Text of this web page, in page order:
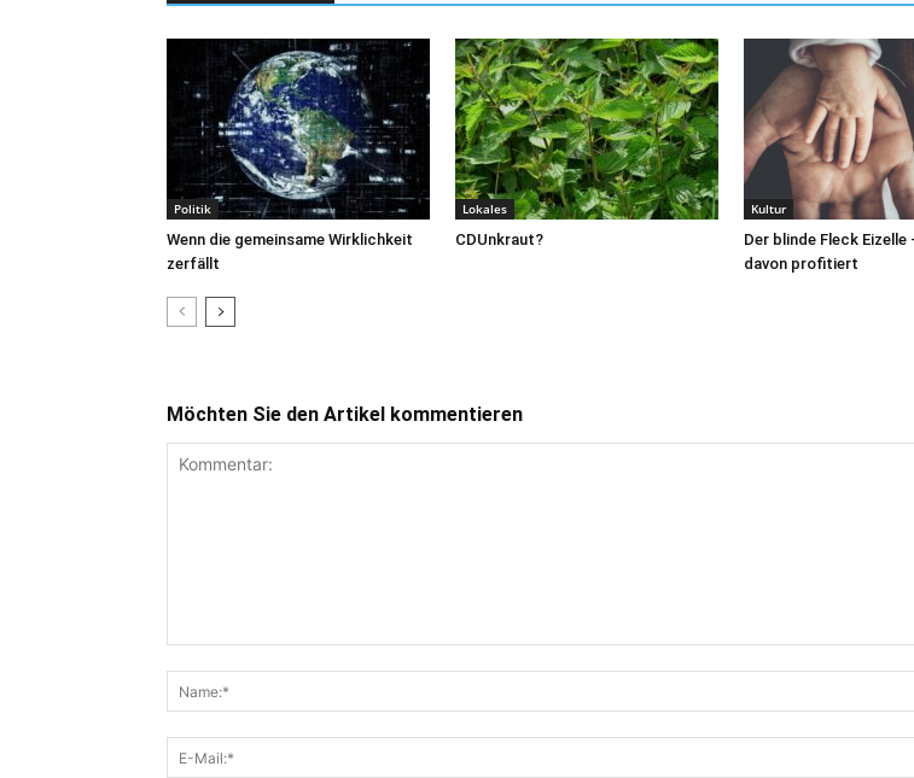
Politik
Wenn die gemeinsame Wirklichkeit
zerfällt
Lokales
CDUnkraut?
Kultur
Der blinde Fleck
davon profitiert
Möchten Sie den Artikel kommentieren